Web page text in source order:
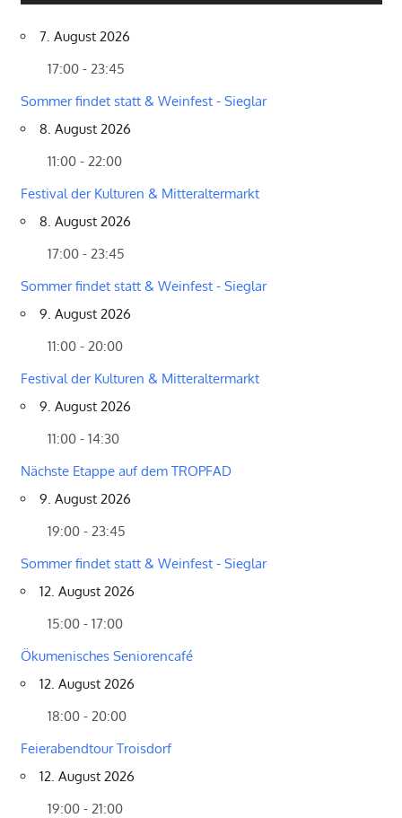
7. August 2026
17:00 - 23:45
Sommer findet statt & Weinfest - Sieglar
8. August 2026
11:00 - 22:00
Festival der Kulturen & Mitteraltermarkt
8. August 2026
17:00 - 23:45
Sommer findet statt & Weinfest - Sieglar
9. August 2026
11:00 - 20:00
Festival der Kulturen & Mitteraltermarkt
9. August 2026
11:00 - 14:30
Nächste Etappe auf dem TROPFAD
9. August 2026
19:00 - 23:45
Sommer findet statt & Weinfest - Sieglar
12. August 2026
15:00 - 17:00
Ökumenisches Seniorencafé
12. August 2026
18:00 - 20:00
Feierabendtour Troisdorf
12. August 2026
19:00 - 21:00